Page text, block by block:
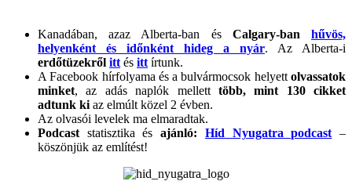
Kanadában, azaz Alberta-ban és Calgary-banhűvös,
helyenként és időnként hideg a nyár. Az Alberta-i
erdőtüzekről itt és itt írtunk.
A Facebook hírfolyama és a bulvármocsok helyett olvassatok
minket, az adás naplók mellett több, mint 130 cikket
adtunk ki az elmúlt közel 2 évben.
Az olvasói levelek ma elmaradtak.
Podcast statisztika ésajánló: Híd Nyugatra podcast –
köszönjük az említést!